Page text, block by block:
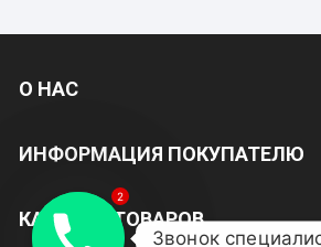
О НАС
ИНФОРМАЦИЯ ПОКУПАТЕЛЮ
КАТАЛОГ ТОВАРОВ
2
Звонок